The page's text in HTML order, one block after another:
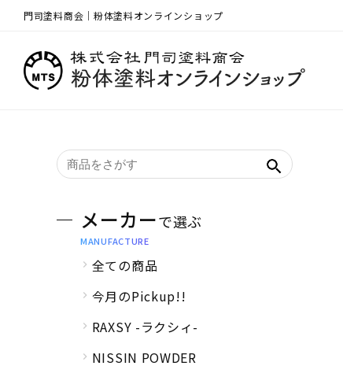
門司塗料商会｜粉体塗料オンラインショップ
メーカーで選ぶ
MANUFACTURE
全ての商品
今月のPickup!!
RAXSY -ラクシィ-
NISSIN POWDER